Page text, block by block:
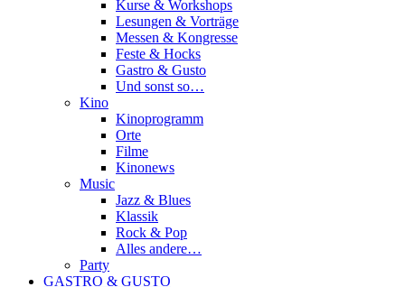
Kurse & Workshops
Lesungen & Vorträge
Messen & Kongresse
Feste & Hocks
Gastro & Gusto
Und sonst so…
Kino
Kinoprogramm
Orte
Filme
Kinonews
Music
Jazz & Blues
Klassik
Rock & Pop
Alles andere…
Party
GASTRO & GUSTO